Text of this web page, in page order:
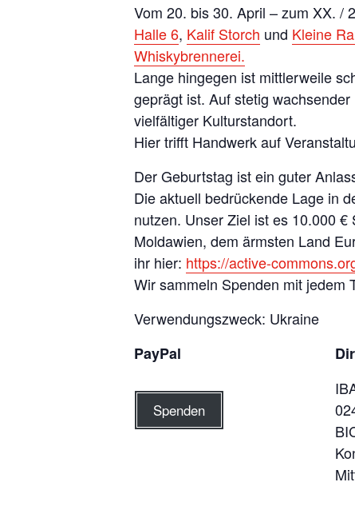
Vom 20. bis 30. April – zum XX. /
Halle 6, Kalif Storch und Kleine
Whiskybrennerei.
Lange hingegen ist mittlerweile
geprägt ist. Auf stetig
vielfältiger Kulturstandort.
Hier trifft Handwerk auf
Der Geburtstag ist ein guter
Die aktuell bedrückende Lage in
nutzen. Unser Ziel ist es 10.000
Moldawien, dem ärmsten Land
ihr hier: https://active-
Wir sammeln Spenden mit jedem
Verwendungszweck: Ukraine
PayPal
Spenden